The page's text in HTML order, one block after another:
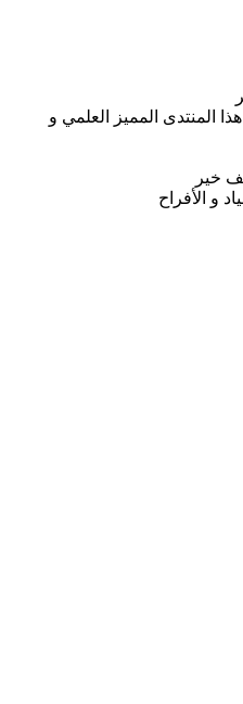
المنتدى المميز العلمي و
خير
و الأفراح